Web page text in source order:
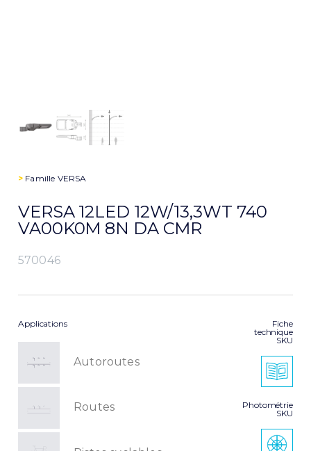
> Famille VERSA
VERSA 12LED 12W/13,3WT 740
VA00K0M 8N DA CMR
570046
Applications
Autoroutes
Routes
Fiche
technique
SKU
Photométrie
SKU